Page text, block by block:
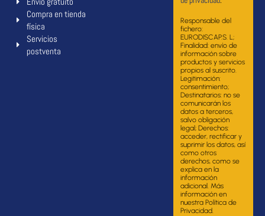
Compra en tienda
física
Servicios
postventa
Responsable del
fichero:
EURODISCAP.S. L;
Finalidad: envío de
información sobre
productos y servicios
propios al suscrito.
Legitimación:
consentimiento;
Destinatarios: no se
comunicarán los
datos a terceros,
salvo obligación
legal; Derechos:
acceder, rectificar y
suprimir los datos, así
como otros
derechos, como se
explica en la
información
adicional. Más
información en
nuestra Política de
Privacidad.